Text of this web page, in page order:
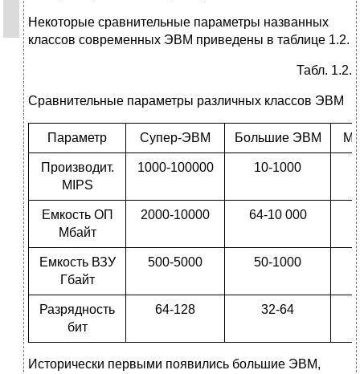
Некоторые сравнительные параметры названных
классов современных ЭВМ приведены в таблице 1.2.
Табл. 1.2.
Сравнительные параметры различных классов ЭВМ
Параметр Супер-ЭВМ Большие ЭВМ
Производит.
MIPS
1000-100000 10-1000
Емкость ОП
Мбайт
2000-10000 64-10 000
Емкость ВЗУ
Гбайт
500-5000 50-1000
Разрядность
бит
64-128 32-64
Исторически первыми появились большие ЭВМ,